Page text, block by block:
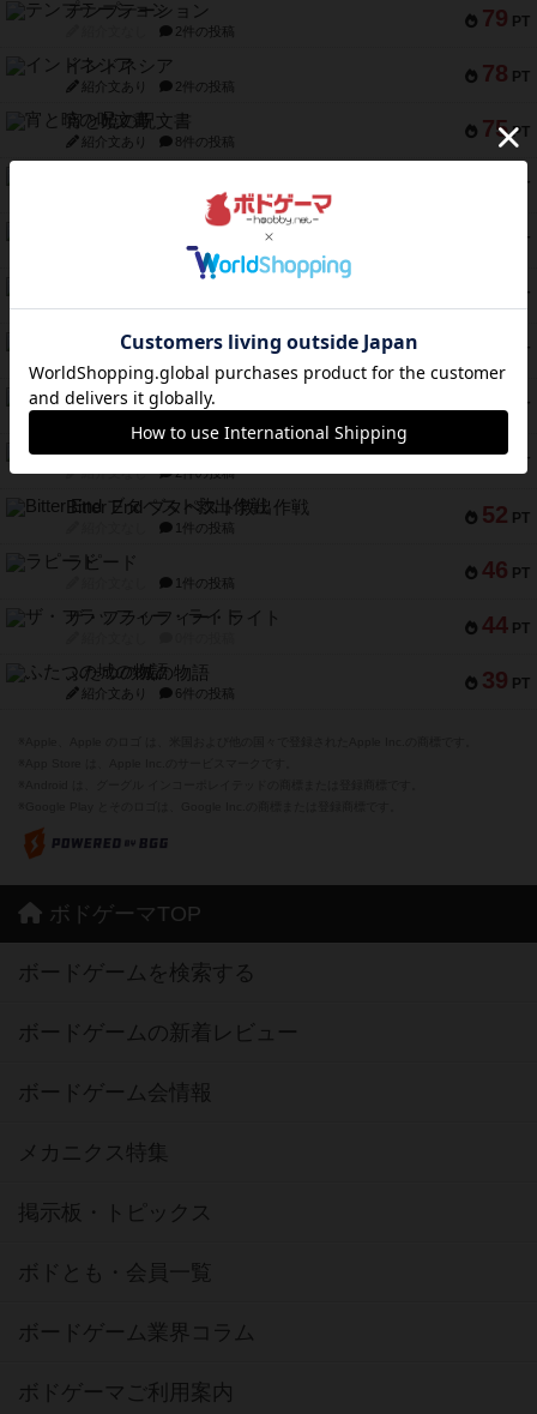
79 PT
テンプテーション
2件の投稿
78 PT
インドネシア
紹介文あり 2件の投稿
75 PT
宵と暁の呪文書
紹介文あり 8件の投稿
PT
9件の投稿
PT
1件の投稿
PT
紹介文なし 1件の投稿
PT
スペクタキュラー
59 PT
スモールワールド
58 PT
ギャンブラー
紹介文なし 2件の投稿
52 PT
Bitter End ブタペスト救出作戦
1件の投稿
46 PT
ラピード
1件の投稿
44 PT
ザ・フラッフィー・ライト
39 PT
ふたつの城の物語
紹介文あり 6件の投稿
ボドゲーマTOP
ボードゲームを検索する
ボードゲームの新着レビュー
ボードゲーム会情報
メカニクス特集
掲示板・トピックス
ボドとも・会員一覧
ボードゲーム業界コラム
ボドゲーマご利用案内